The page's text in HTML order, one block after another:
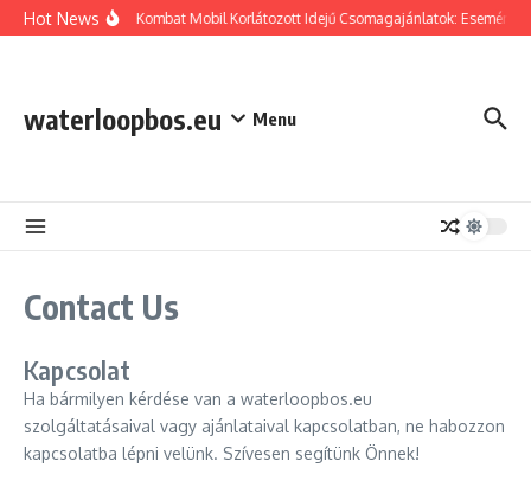
Skip to content
Hot NewsMortal Kombat Mobil Korlátozott Idejű Csomagajánlatok:
waterloopbos.eu Menu
Contact Us
Kapcsolat
Ha bármilyen kérdése van a waterloopbos.eu
szolgáltatásaival vagy ajánlataival kapcsolatban, ne habozzon
kapcsolatba lépni velünk. Szívesen segítünk Önnek!